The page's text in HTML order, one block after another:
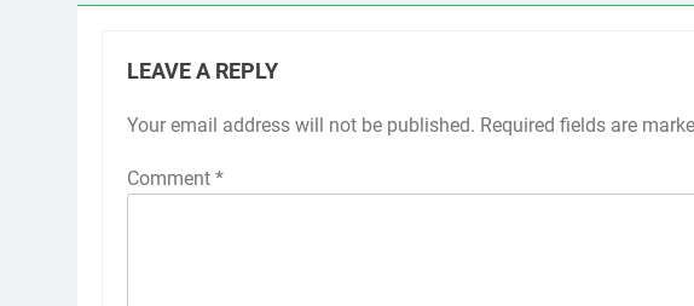
LEAVE A REPLY
Your email address will not be published. Required fields are
Comment *